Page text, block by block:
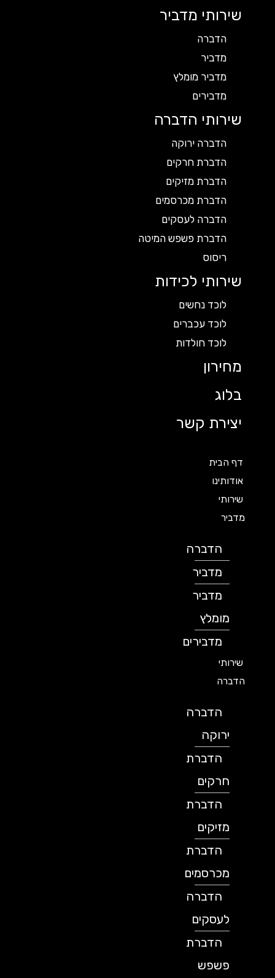
שירותי מדביר
הדברה
מדביר
מדביר מומלץ
מדבירים
שירותי הדברה
הדברה ירוקה
הדברת חרקים
הדברת מזיקים
הדברת מכרסמים
הדברה לעסקים
הדברת פשפש המיטה
ריסוס
שירותי לכידות
לוכד נחשים
לוכד עכברים
לוכד חולדות
מחירון
בלוג
יצירת קשר
דף הבית
אודותינו
שירותי
מדביר
הדברה
מדביר
מדביר
מומלץ
מדבירים
שירותי
הדברה
הדברה
ירוקה
הדברת
חרקים
הדברת
מזיקים
הדברת
מכרסמים
הדברה
לעסקים
הדברת
פשפש